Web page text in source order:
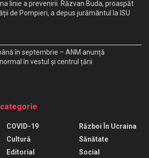
linie a prevenirii. Răzvan Buda, proaspăt
de Pompieri, a depus jurământul la ISU
în septembrie – ANM anunță
în vestul și centrul țării
categorie
COVID-19
Cultură
Editorial
Război În Ucraina
Sănătate
Social